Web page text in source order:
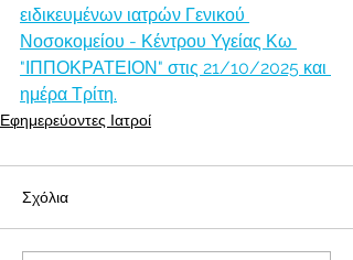
ειδικευμένων ιατρών Γενικού
Νοσοκομείου - Κέντρου Υγείας Κω
"ΙΠΠΟΚΡΑΤΕΙΟΝ" στις 21/10/2025 και
ημέρα Τρίτη.
Εφημερεύοντες Ιατροί
Σχόλια